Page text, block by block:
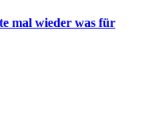
mal wieder was für